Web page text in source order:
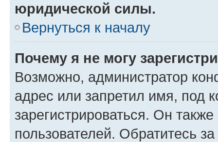
юридической силы.
Вернуться к началу
Почему я не могу
Возможно, администратор
адрес или запретил имя, под
зарегистрироваться. Он
пользователей. Обратитесь